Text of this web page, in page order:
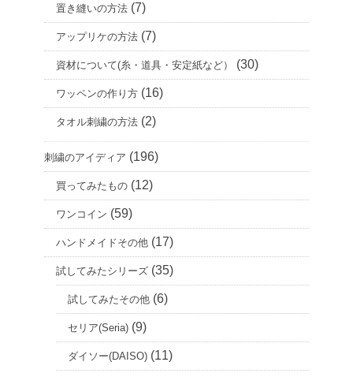
置き縫いの方法 (7)
アップリケの方法 (7)
資材について(糸・道具・安定紙など） (30)
ワッペンの作り方 (16)
タオル刺繍の方法 (2)
刺繍のアイディア (196)
買ってみたもの (12)
ワンコイン (59)
ハンドメイドその他 (17)
試してみたシリーズ (35)
試してみたその他 (6)
セリア(Seria) (9)
ダイソー(DAISO) (11)